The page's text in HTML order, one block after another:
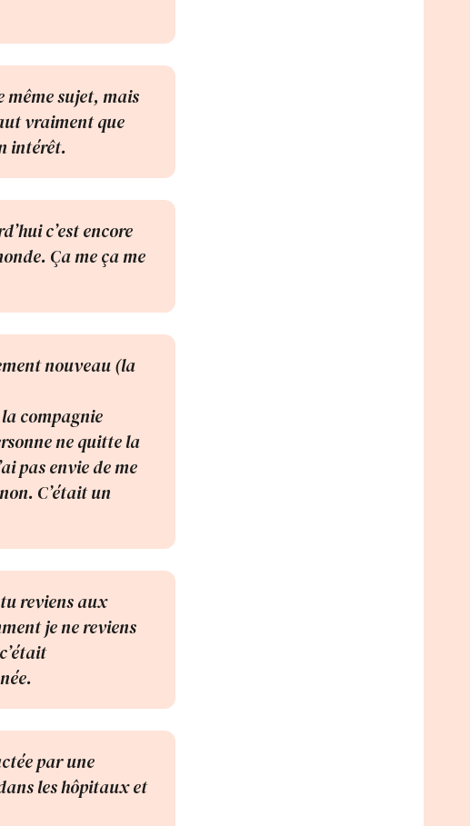
même sujet, mais
vraiment que
intérêt.
c’est encore
Ça me ça me
nouveau (la
compagnie
ne quitte la
pas envie de me
C’était un
reviens aux
je ne reviens
par une
les hôpitaux et